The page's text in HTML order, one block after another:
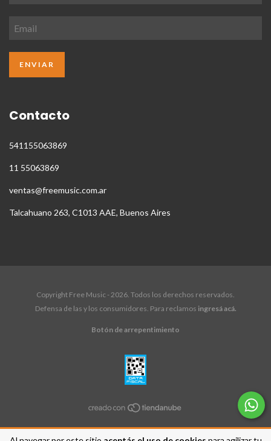
Contacto
541155063869
11 55063869
ventas@freemusic.com.ar
Talcahuano 263, C1013 AAE, Buenos Aires
Copyright Free Music - 2026. Todos los derechos reservados.
Defensa de las y los consumidores. Para reclamos ingresá acá.
Botón de arrepentimiento